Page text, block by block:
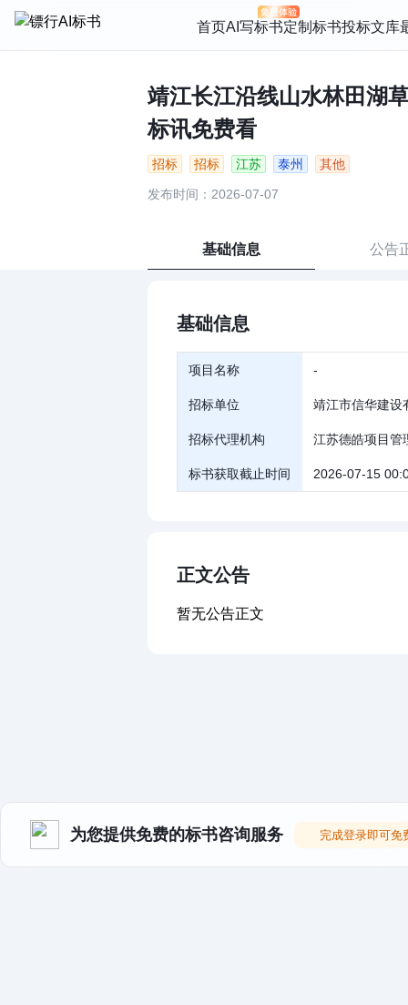
首页AI写标书定制标书投标文库
靖江长江沿线山水林田湖
标讯免费看
招标 招标 江苏 泰州 其他
发布时间：2026-07-07
基础信息 公告
基础信息
项目名称 -
招标单位 靖江市信华建设
招标代理机构 江苏德皓项目管
标书获取截止时间 2026-07-15
正文公告
暂无公告正文
为您提供免费的标书咨询服务 完成登录即可免